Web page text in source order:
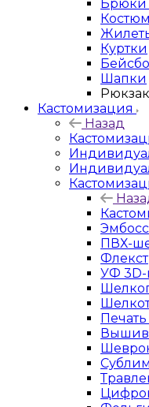
Брюки
Костюм
Куртки
Шапки
Кастомизация
Назад
ПВХ-
УФ 3D-